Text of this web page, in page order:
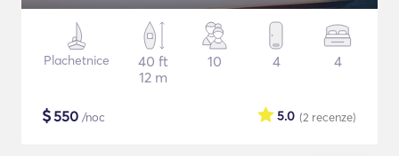
Plachetnice
40 ft
12 m
10 4 4
$550 /noc (2 recenze)
5.0